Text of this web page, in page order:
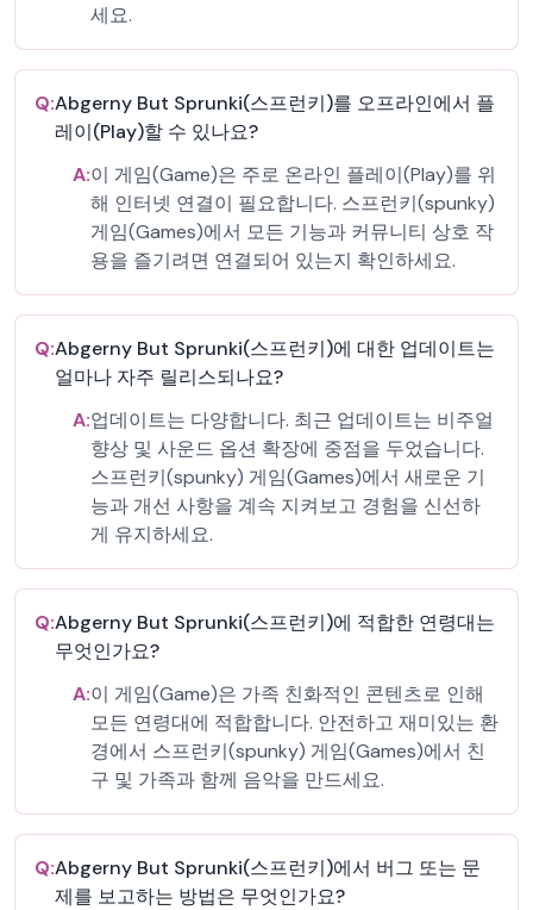
세요.
Q:Abgerny But Sprunki(스프런키)를 오프라인에서 플
레이(Play)할 수 있나요?
A:이 게임(Game)은 주로 온라인 플레이(Play)를 위
해 인터넷 연결이 필요합니다. 스프런키(spunky)
게임(Games)에서 모든 기능과 커뮤니티 상호 작
용을 즐기려면 연결되어 있는지 확인하세요.
Q:Abgerny But Sprunki(스프런키)에 대한 업데이트는
얼마나 자주 릴리스되나요?
A:업데이트는 다양합니다. 최근 업데이트는 비주얼
향상 및 사운드 옵션 확장에 중점을 두었습니다.
스프런키(spunky) 게임(Games)에서 새로운 기
능과 개선 사항을 계속 지켜보고 경험을 신선하
게 유지하세요.
Q:Abgerny But Sprunki(스프런키)에 적합한 연령대는
무엇인가요?
A:이 게임(Game)은 가족 친화적인 콘텐츠로 인해
모든 연령대에 적합합니다. 안전하고 재미있는 환
경에서 스프런키(spunky) 게임(Games)에서 친
구 및 가족과 함께 음악을 만드세요.
Q:Abgerny But Sprunki(스프런키)에서 버그 또는 문
제를 보고하는 방법은 무엇인가요?